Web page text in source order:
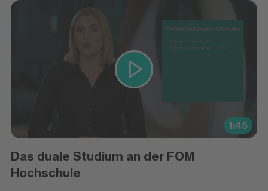
1:45
Das duale Studium an der FOM
Hochschule